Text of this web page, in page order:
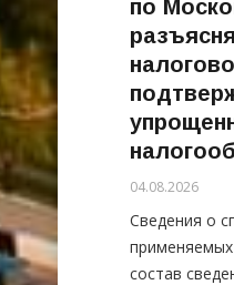
по
04.08.2026
Сведения о
состав